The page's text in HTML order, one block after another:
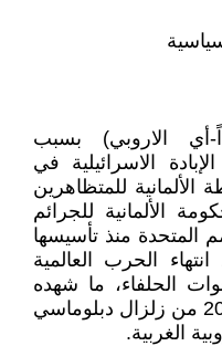
أي الاروبي) بسبب
الاسرائيلية في
للمتظاهرين
الألمانية للجرائم
المتحدة منذ تأسيسها
الحرب العالمية
الحلفاء، ما شهده
العالم في يوم الأربعاء 3 يونيو 2026 من زلزال دبلوماسي
الغربية.